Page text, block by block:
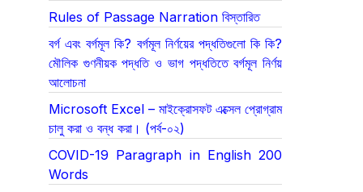
Rules of Passage Narration বিস্তারিত
বর্গ এবং বর্গমূল কি? বর্গমূল নির্ণয়ের পদ্ধতিগুলো কি কি?
মৌলিক গুণনীয়ক পদ্ধতি ও ভাগ পদ্ধতিতে বর্গমূল নির্ণয়
আলোচনা
Microsoft Excel – মাইক্রোসফট এক্সেল প্রোগ্রাম
চালু করা ও বন্ধ করা। (পর্ব-০২)
COVID-19 Paragraph in English 200
Words